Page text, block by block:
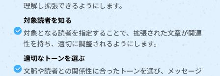
理解し拡張できるようにします。
対象読者を知る
対象となる読者を指定することで、拡張された文章が関連
性を持ち、適切に調整されるようにします。
適切なトーンを選ぶ
文脈や読者との関係性に合ったトーンを選び、メッセージ